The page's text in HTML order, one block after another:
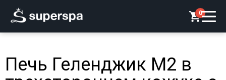
0
Печь Геленджик М2 в